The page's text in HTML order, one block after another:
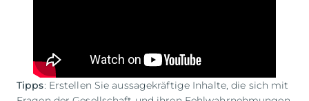
Tipps: Erstellen Sie aussagekräftige Inhalte, die sich mit